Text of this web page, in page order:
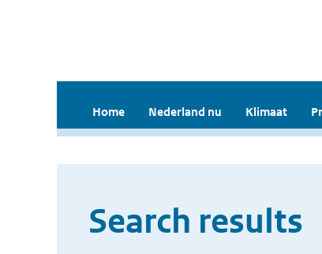
Home Nederland nu Klimaat
Search results